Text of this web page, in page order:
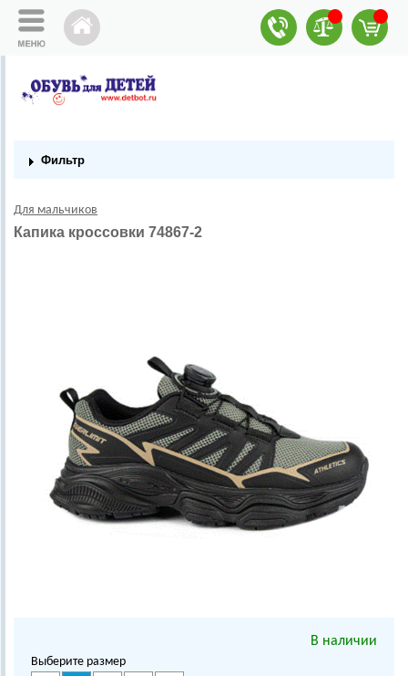
Фильтр
Для мальчиков
Капика кроссовки 74867-2
В наличии
Выберите размер